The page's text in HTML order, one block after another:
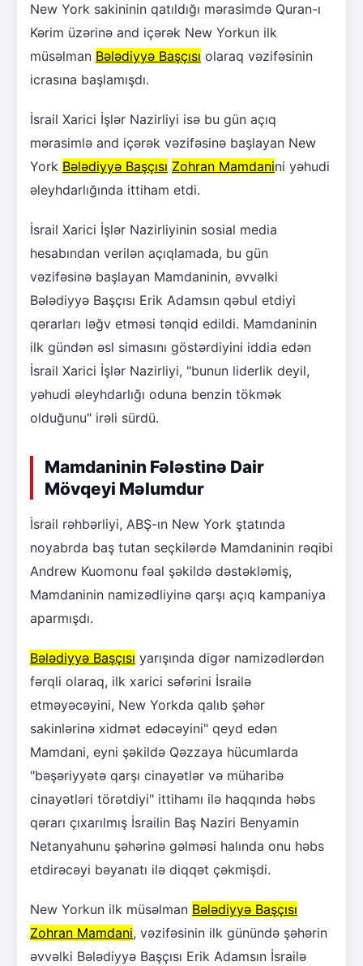
New York sakininin qatıldığı mərasimdə Quran-ı
Kərim üzərinə and içərək New Yorkun ilk
müsəlman Bələdiyyə Başçısı olaraq vəzifəsinin
icrasına başlamışdı.
İsrail Xarici İşlər Nazirliyi isə bu gün açıq
mərasimlə and içərək vəzifəsinə başlayan New
York Bələdiyyə Başçısı Zohran Mamdanini yəhudi
əleyhdarlığında ittiham etdi.
İsrail Xarici İşlər Nazirliyinin sosial media
hesabından verilən açıqlamada, bu gün
vəzifəsinə başlayan Mamdaninin, əvvəlki
Bələdiyyə Başçısı Erik Adamsın qəbul etdiyi
qərarları ləğv etməsi tənqid edildi. Mamdaninin
ilk gündən əsl simasını göstərdiyini iddia edən
İsrail Xarici İşlər Nazirliyi, "bunun liderlik deyil,
yəhudi əleyhdarlığı oduna benzin tökmək
olduğunu" irəli sürdü.
Mamdaninin Fələstinə Dair
Mövqeyi Məlumdur
İsrail rəhbərliyi, ABŞ-ın New York ştatında
noyabrda baş tutan seçkilərdə Mamdaninin rəqibi
Andrew Kuomonu fəal şəkildə dəstəkləmiş,
Mamdaninin namizədliyinə qarşı açıq kampaniya
aparmışdı.
Bələdiyyə Başçısı yarışında digər namizədlərdən
fərqli olaraq, ilk xarici səfərini İsrailə
etməyəcəyini, New Yorkda qalıb şəhər
sakinlərinə xidmət edəcəyini" qeyd edən
Mamdani, eyni şəkildə Qəzzaya hücumlarda
"bəşəriyyətə qarşı cinayətlər və müharibə
cinayətləri törətdiyi" ittihamı ilə haqqında həbs
qərarı çıxarılmış İsrailin Baş Naziri Benyamin
Netanyahunu şəhərinə gəlməsi halında onu həbs
etdirəcəyi bəyanatı ilə diqqət çəkmişdi.
New Yorkun ilk müsəlman Bələdiyyə Başçısı
Zohran Mamdani, vəzifəsinin ilk günündə şəhərin
əvvəlki Bələdiyyə Başçısı Erik Adamsın İsrailə